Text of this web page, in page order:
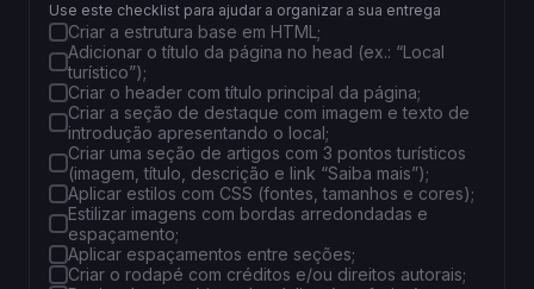
Use este checklist para ajudar a organizar a sua entrega
Criar a estrutura base em HTML;
Adicionar o título da página no head (ex.: “Local
turístico”);
Criar o header com título principal da página;
Criar a seção de destaque com imagem e texto de
introdução apresentando o local;
Criar uma seção de artigos com 3 pontos turísticos
(imagem, título, descrição e link “Saiba mais”);
Aplicar estilos com CSS (fontes, tamanhos e cores);
Estilizar imagens com bordas arredondadas e
espaçamento;
Aplicar espaçamentos entre seções;
Criar o rodapé com créditos e/ou direitos autorais;